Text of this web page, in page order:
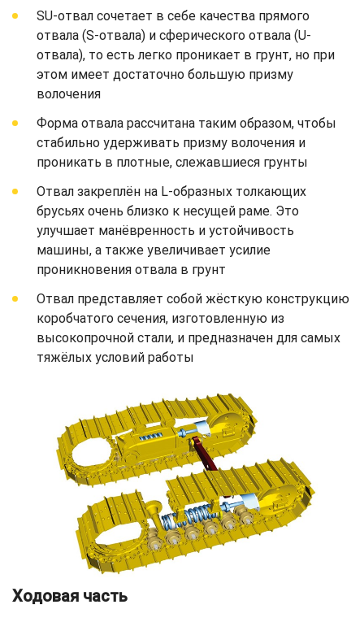
SU-отвал сочетает в себе качества прямого
отвала (S-отвала) и сферического отвала (U-
отвала), то есть легко проникает в грунт, но при
этом имеет достаточно большую призму
волочения
Форма отвала рассчитана таким образом, чтобы
стабильно удерживать призму волочения и
проникать в плотные, слежавшиеся грунты
Отвал закреплён на L-образных толкающих
брусьях очень близко к несущей раме. Это
улучшает манёвренность и устойчивость
машины, а также увеличивает усилие
проникновения отвала в грунт
Отвал представляет собой жёсткую конструкцию
коробчатого сечения, изготовленную из
высокопрочной стали, и предназначен для самых
тяжёлых условий работы
Ходовая часть